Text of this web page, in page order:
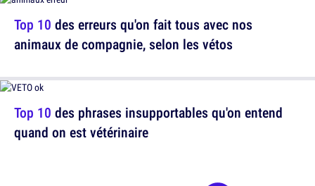
Top 10 des phrases insupportables qu'on entend
quand on est vétérinaire
Top 10 des erreurs qu'on fait tous avec nos
animaux de compagnie, selon les vétos